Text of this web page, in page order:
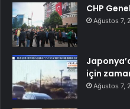
CHP
Ağustos 7,
için
Ağustos 7,